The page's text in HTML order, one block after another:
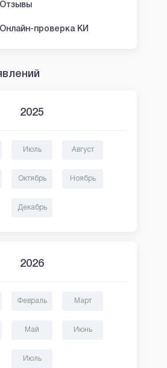
Отзывы
Онлайн-проверка КИ
2025
Июль Август
Октябрь Ноябрь
Декабрь
2026
Февраль Март
Май Июнь
Июль